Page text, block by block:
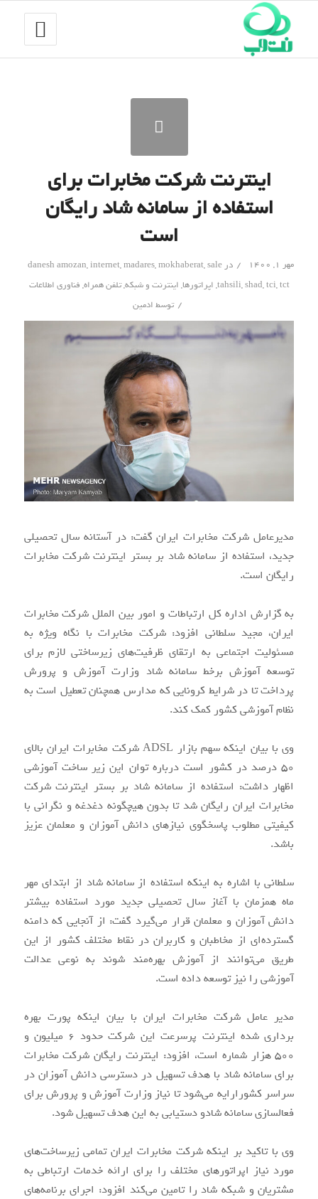
اینترنت شرکت مخابرات برای
استفاده از سامانه شاد رایگان
است
مهر ۱, ۱۴۰۰ / در danesh amozan,internet,madares,mokhaberat,sale
tahsili,shad,tci,tct
, اپراتورها, اینترنت و شبکه,تلفن همراه, فناوری اطلاعات
/ توسط ادمین
مدیرعامل شرکت مخابرات ایران گفت: در آستانه سال تحصیلی
جدید، استفاده از سامانه شاد بر بستر اینترنت شرکت مخابرات
رایگان است.
به گزارش اداره کل ارتباطات و امور بین الملل شرکت مخابرات
ایران، مجید سلطانی افزود: شرکت مخابرات با نگاه ویژه به
مسئولیت اجتماعی به ارتقای ظرفیت‌های زیرساختی لازم برای
توسعه آموزش برخط سامانه شاد وزارت آموزش و پرورش
پرداخت تا در شرایط کرونایی که مدارس همچنان تعطیل است به
نظام آموزشی کشور کمک کند.
وی با بیان اینکه سهم بازار ADSL شرکت مخابرات ایران بالای
۵۰ درصد در کشور است درباره توان این زیر ساخت آموزشی
اظهار داشت: استفاده از سامانه شاد بر بستر اینترنت شرکت
مخابرات ایران رایگان شد تا بدون هیچگونه دغدغه و نگرانی با
کیفیتی مطلوب پاسخگوی نیازهای دانش آموزان و معلمان عزیز
باشد.
سلطانی با اشاره به اینکه استفاده از سامانه شاد از ابتدای مهر
ماه همزمان با آغاز سال تحصیلی جدید مورد استفاده بیشتر
دانش آموزان و معلمان قرار می‌گیرد گفت: از آنجایی که دامنه
گسترده‌ای از مخاطبان و کاربران در نقاط مختلف کشور از این
طریق می‌توانند از آموزش بهره‌مند شوند به نوعی عدالت
آموزشی را نیز توسعه داده است.
مدیر عامل شرکت مخابرات ایران با بیان اینکه پورت بهره
برداری شده اینترنت پرسرعت این شرکت حدود ۶ میلیون و
۵۰۰ هزار شماره است، افزود: اینترنت رایگان شرکت مخابرات
برای سامانه شاد با هدف تسهیل در دسترسی دانش آموزان در
سراسر کشورارایه می‌شود تا نیاز وزارت آموزش و پرورش برای
فعالسازی سامانه شادو دستیابی به این هدف تسهیل شود.
وی با تاکید بر اینکه شرکت مخابرات ایران تمامی زیرساخت‌های
مورد نیاز اپراتورهای مختلف را برای ارائه خدمات ارتباطی به
مشتریان و شبکه شاد را تامین می‌کند افزود: اجرای برنامه‌های